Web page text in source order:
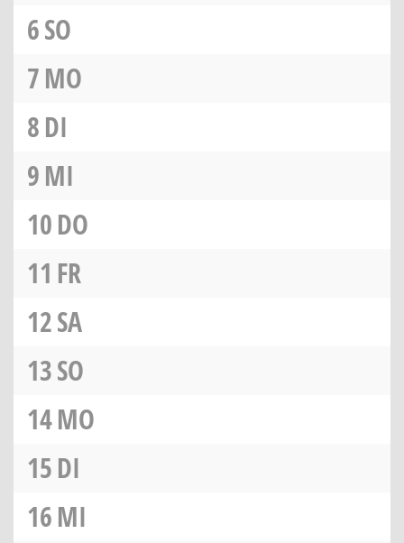
6SO
7MO
8DI
9MI
10DO
11 FR
12SA
13SO
14MO
15DI
16MI